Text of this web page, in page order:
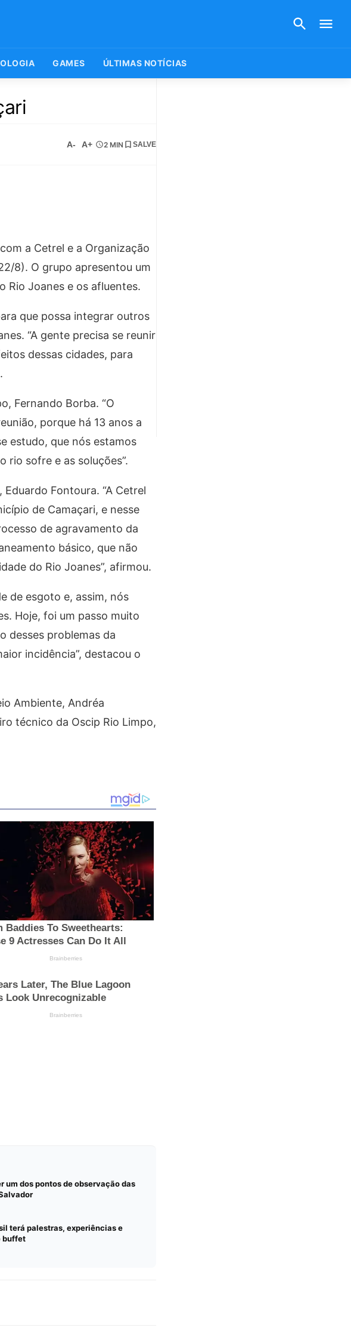
GAMES ÚLTIMAS NOTÍCIAS
A- A+ 2 MIN SALVE
a Cetrel e a Organização
8). O grupo apresentou um
Rio Joanes e os afluentes.
que possa integrar outros
“A gente precisa se reunir
dessas cidades, para
Fernando Borba. “O
porque há 13 anos a
estudo, que nós estamos
rio sofre e as soluções”.
Fontoura. “A Cetrel
de Camaçari, e nesse
de agravamento da
básico, que não
do Rio Joanes”, afirmou.
de esgoto e, assim, nós
Hoje, foi um passo muito
desses problemas da
incidência”, destacou o
Ambiente, Andréa
técnico da Oscip Rio Limpo,
um dos pontos de observação das
terá palestras, experiências e
buffet